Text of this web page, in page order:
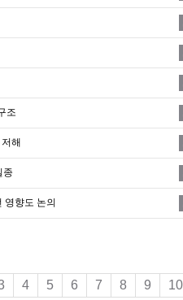
조
해
종
영향도 논의
4 5 6 7 8 9 10